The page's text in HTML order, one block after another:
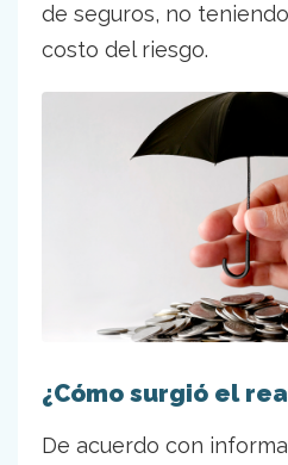
de seguros, no
costo del riesgo.
¿Cómo surgió el
De acuerdo con